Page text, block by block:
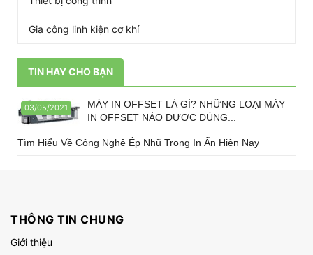
Gia công linh kiện cơ khí
TIN HAY CHO BẠN
03/05/2021
MÁY IN OFFSET LÀ GÌ? NHỮNG LOẠI MÁY
IN OFFSET NÀO ĐƯỢC DÙNG...
Tìm Hiểu Về Công Nghệ Ép Nhũ Trong In Ấn Hiện Nay
THÔNG TIN CHUNG
Giới thiệu